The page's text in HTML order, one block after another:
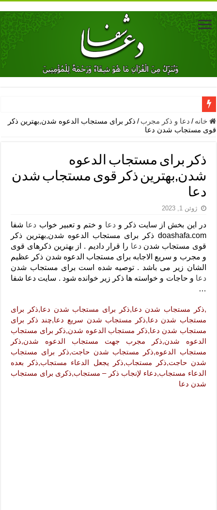
دعای جلب محبت فوری معشوق – دعای جلب محبت شوهر
دعای مشکل گشا برای رفع فقر – ذکرهای روزی‌ بخش
معجزات دعای یا من اظهر الجمیل – دعای یا من اظهر الجمیل برای
مهم ترین اذکار الهی و فضیلت آن ها – ذکر مخصوص مستجاب الدعوه
دعا برای ترس بچه ها در خواب – دعای ترس و بی خوابی کودکان
لا حول ولا قوة الا بالله برای چشم زخم – دعای چشم زخم ماشاالله
دعای قوی رفع ترس – دعای مجرب برای آرامش قلب و رفع اضطراب
دعا برای پولدار شدن در یک روز – دعای ثروت حضرت سلیمان
خانه / دعا و ذکر مجرب / ذکر برای مستجاب الدعوه شدن,بهترین ذکر
قوی مستجاب شدن دعا
ذکر برای مستجاب الدعوه
شدن,بهترین ذکر قوی مستجاب شدن
دعا
ژوئن 1, 2023
در این بخش از سایت ذکر ودعا و ختم و تعبیر خواب دعا شفا
doashafa.com ذکر برای مستجاب الدعوه شدن,بهترین ذکر
قوی مستجاب شدندعا را قرار دادیم . از بهترین ذکرهای قوی
و مجرب و سریع الاجابه برای مستجاب الدعوه شدن ذکر عظیم
الشان زیر می باشد . توصیه شده است برای مستجاب شدن
دعا و حاجات و خواسته ها ذکر زیر خوانده شود . سایت دعا شفا
…
,ذکر مستجاب شدن دعا,ذكر برای مستجاب شدن دعا,ذکر برای
مستجاب شدن دعا,ذکر مستجاب شدن سریع دعا,چند ذکر برای
مستجاب شدن دعا,ذکر مستجاب الدعوه شدن,ذکر برای مستجاب
الدعوه شدن,ذکر مجرب جهت مستجاب الدعوه شدن,ذکر
مستجاب الدعوه,ذکر مستجاب شدن حاجت,ذکر برای مستجاب
شدن حاجت,ذكر مستجاب,ذكر يجعل الدعاء مستجاب,ذكر بعده
الدعاء مستجاب,دعاء لإنجاب ذكر – مستجاب,ذکری برای مستجاب
شدن دعا